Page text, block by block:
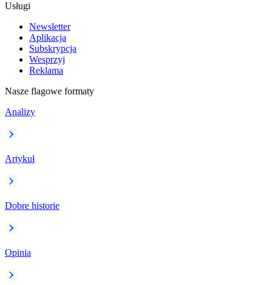
Usługi
Newsletter
Aplikacja
Subskrypcja
Wesprzyj
Reklama
Nasze flagowe formaty
Analizy
Artykuł
Dobre historie
Opinia